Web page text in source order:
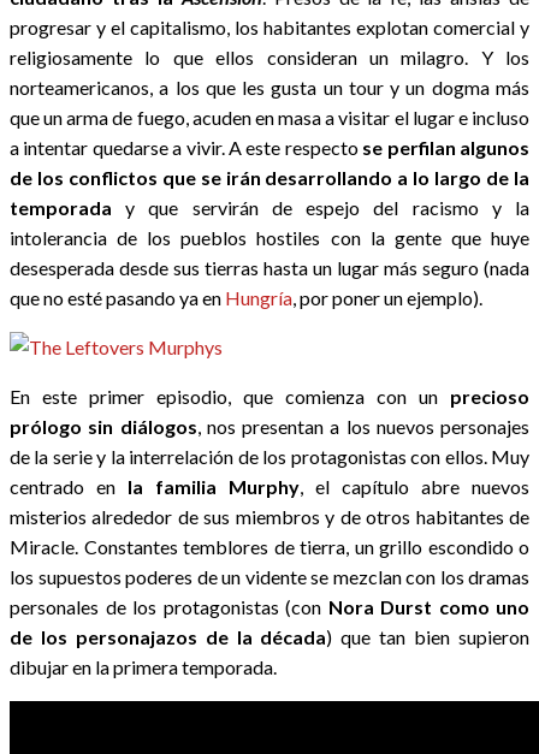
progresar y el capitalismo, los habitantes explotan comercial y
religiosamente lo que ellos consideran un milagro. Y los
norteamericanos, a los que les gusta un tour y un dogma más
que un arma de fuego, acuden en masa a visitar el lugar e incluso
a intentar quedarse a vivir. A este respecto se perfilan algunos
de los conflictos que se irán desarrollando a lo largo de la
temporada y que servirán de espejo del racismo y la
intolerancia de los pueblos hostiles con la gente que huye
desesperada desde sus tierras hasta un lugar más seguro (nada
que no esté pasando ya en Hungría, por poner un ejemplo).
En este primer episodio, que comienza con un precioso
prólogo sin diálogos, nos presentan a los nuevos personajes
de la serie y la interrelación de los protagonistas con ellos. Muy
centrado en la familia Murphy, el capítulo abre nuevos
misterios alrededor de sus miembros y de otros habitantes de
Miracle. Constantes temblores de tierra, un grillo escondido o
los supuestos poderes de un vidente se mezclan con los dramas
personales de los protagonistas (con Nora Durst como uno
de los personajazos de la década) que tan bien supieron
dibujar en la primera temporada.